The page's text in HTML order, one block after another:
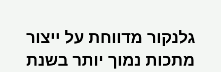
מדווחת על ייצור
נמוך יותר בשנת